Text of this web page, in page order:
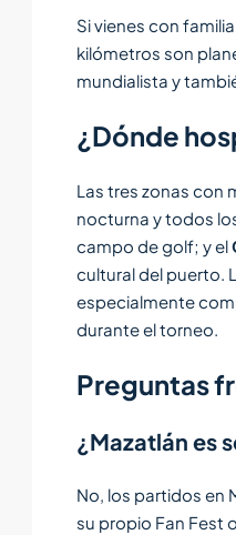
Si vienes con
kilómetros son
mundialista y
¿Dónde
Las tres zonas con
nocturna y todos
campo de golf; y el
cultural del puerto.
especialmente
durante el torneo.
Preguntas
¿Mazatlán es
No, los partidos en
su propio Fan Fest